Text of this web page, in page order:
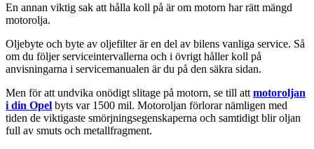
En annan viktig sak att hålla koll på är om motorn har rätt mängd
motorolja.
Oljebyte och byte av oljefilter är en del av bilens vanliga service. Så
om du följer serviceintervallerna och i övrigt håller koll på
anvisningarna i servicemanualen är du på den säkra sidan.
Men för att undvika onödigt slitage på motorn, se till att motoroljan
i din Opel byts var 1500 mil. Motoroljan förlorar nämligen med
tiden de viktigaste smörjningsegenskaperna och samtidigt blir oljan
full av smuts och metallfragment.